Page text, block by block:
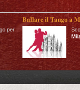
per
Ballare il Tango a